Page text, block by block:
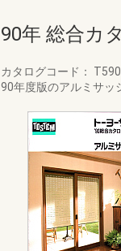
90年 総合カ
カタログコード：
90年度版のアルミサッ